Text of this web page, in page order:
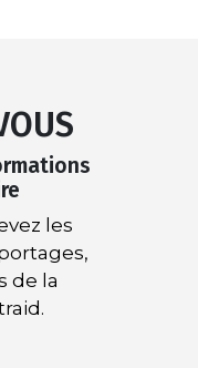
les
de la